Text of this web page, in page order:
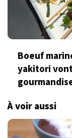
Boeuf
yakitori
À voir aussi